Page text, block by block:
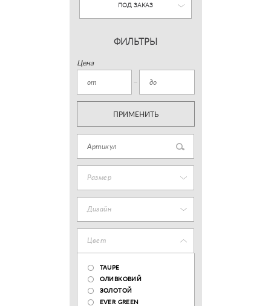
ПОД ЗАКАЗ
ФИЛЬТРЫ
Цена
ПРИМЕНИТЬ
Размер
Дизайн
Цвет
TAUPE
ОЛИВКОВИЙ
ЗОЛОТОЙ
EVER GREEN